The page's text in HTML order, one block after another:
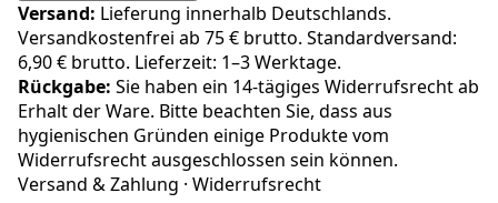
Versand: Lieferung innerhalb Deutschlands.
Versandkostenfrei ab 75 € brutto. Standardversand:
6,90 € brutto. Lieferzeit: 1–3 Werktage.
Rückgabe: Sie haben ein 14-tägiges Widerrufsrecht ab
Erhalt der Ware. Bitte beachten Sie, dass aus
hygienischen Gründen einige Produkte vom
Widerrufsrecht ausgeschlossen sein können.
Versand & Zahlung · Widerrufsrecht